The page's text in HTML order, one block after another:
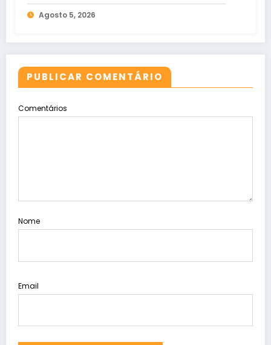
apostas em bets
Agosto 5, 2026
PUBLICAR COMENTÁRIO
Comentários
Nome
Email